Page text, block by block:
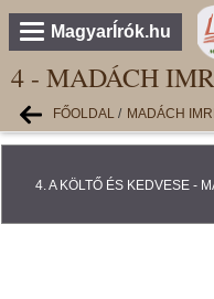
MagyarÍrók.hu
4 - MADÁCH
FŐOLDAL / MADÁCH
4. A KÖLTŐ ÉS KEDVESE -